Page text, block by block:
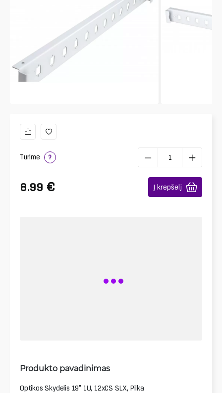
Turime ?
8.99 € Į krepšelį
Produkto pavadinimas
Optikos Skydelis 19" 1U, 12xCS SLX, Pilka